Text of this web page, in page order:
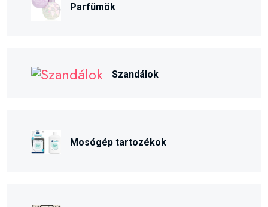
Parfümök
Szandálok
Mosógép tartozékok